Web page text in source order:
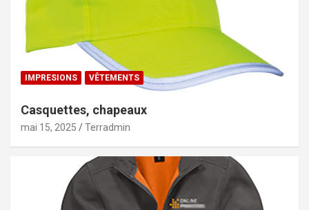
IMPRESIONS VÊTEMENTS
Casquettes, chapeaux
mai 15, 2025 Terradmin